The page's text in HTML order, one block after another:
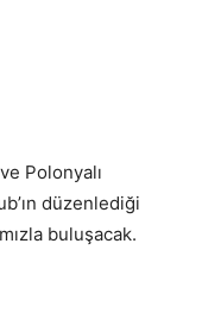
Polonyalı
düzenlediği
buluşacak.